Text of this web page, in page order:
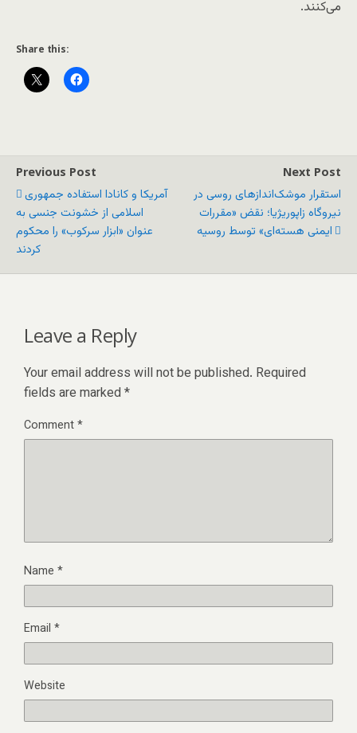
می‌کنند.
Share this:
Previous Post
آمریکا و کانادا استفاده جمهوری
اسلامی از خشونت جنسی به
عنوان «ابزار سرکوب» را محکوم
کردند
Next Post
استقرار موشک‌اندازهای روسی در
نیروگاه زاپوریژیا؛ نقض «مقررات
ایمنی هسته‌ای» توسط روسیه
Leave a Reply
Your email address will not be published. Required
fields are marked *
Comment*
Name *
Email *
Website